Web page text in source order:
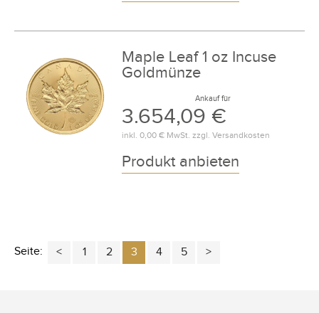
Maple Leaf 1 oz Incuse
Goldmünze
Ankauf für
3.654,09 €
inkl. 0,00 €MwSt. zzgl. Versandkosten
Produkt anbieten
Seite: 1 2 3 4 5